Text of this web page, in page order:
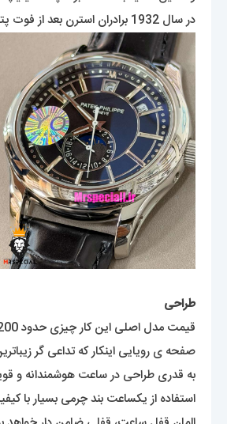
در سال 1932 برادران استرن بعد از فوت پتک و فیلیپ ، این شرکت را خریداری کردند و نام این شرکت را به ( پتک فیلیپ اس ای ) تغییر دادند .
طراحی
قیمت مدل اصلی این کار چیزی حدود 200 هزار دلار بها خواهد داشت. البته اگر از فلزاتی گران بها به غیر از استیل در ساخت آن استفاده شود، قطعا قیمت بیشتری به خود خواهد دید.
صفحه ی رویایی اینکار که تداعی گر
به قدری طراحی در ساعت هوشمندانه و
استفاده از یکساعت بند چرمی بسیار با